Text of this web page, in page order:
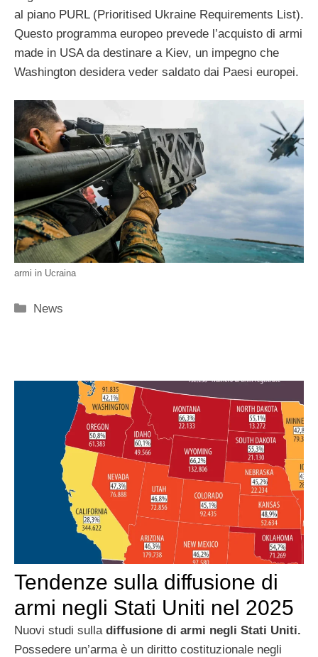
al piano PURL (Prioritised Ukraine Requirements List).
Questo programma europeo prevede l’acquisto di armi
made in USA da destinare a Kiev, un impegno che
Washington desidera veder saldato dai Paesi europei.
armi in Ucraina
Categorie
News
Tendenze sulla diffusione di
armi negli Stati Uniti nel 2025
Nuovi studi sulla diffusione di armi negli Stati Uniti.
Possedere un’arma è un diritto costituzionale negli